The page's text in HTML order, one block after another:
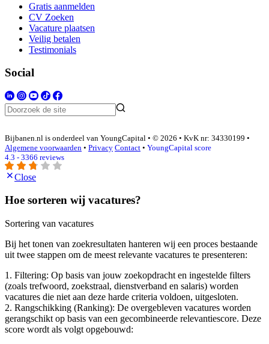
Gratis aanmelden
CV Zoeken
Vacature plaatsen
Veilig betalen
Testimonials
Social
Bijbanen.nl is onderdeel van YoungCapital • © 2026 • KvK nr: 34330199 •
Algemene voorwaarden • Privacy Contact • YoungCapital score
4.3 - 3366 reviews
Close
Hoe sorteren wij vacatures?
Sortering van vacatures
Bij het tonen van zoekresultaten hanteren wij een proces bestaande
uit twee stappen om de meest relevante vacatures te presenteren:
1. Filtering: Op basis van jouw zoekopdracht en ingestelde filters
(zoals trefwoord, zoekstraal, dienstverband en salaris) worden
vacatures die niet aan deze harde criteria voldoen, uitgesloten.
2. Rangschikking (Ranking): De overgebleven vacatures worden
gerangschikt op basis van een gecombineerde relevantiescore. Deze
score wordt als volgt opgebouwd: